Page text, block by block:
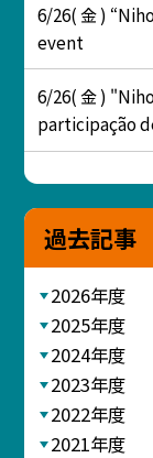
6/26( 金 )
event
6/26( 金 )
participação
過去記事
2026年度
2025年度
2024年度
2023年度
2022年度
2021年度